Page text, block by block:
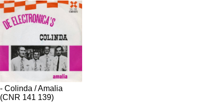
- Colinda / Amalia
(CNR 141 139)